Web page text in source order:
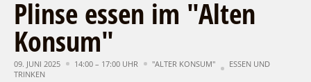
Reisegebiet
Lieblingsorte
Freizeit und Erholung
Unterkünfte finden
Gastgeberverzeichnis
Camping
Plinse essen im "Alten
Konsum"
09. JUNI 2025 14:00 – 17:00 UHR "ALTER KONSUM"
ESSEN UND
TRINKEN